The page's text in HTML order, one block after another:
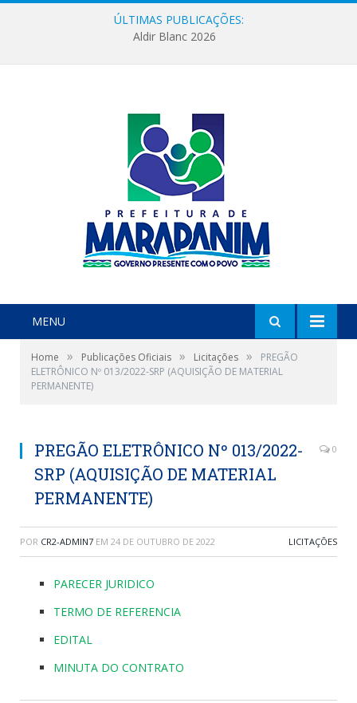
ÚLTIMAS PUBLICAÇÕES:
Aldir Blanc 2026
MENU
Home » Publicações Oficiais » Licitações »
PREGÃO
ELETRÔNICO Nº 013/2022-SRP (AQUISIÇÃO DE MATERIAL
PERMANENTE)
PREGÃO ELETRÔNICO Nº 013/2022-
SRP (AQUISIÇÃO DE MATERIAL
PERMANENTE)
0
POR CR2-ADMIN7 EM 24 DE OUTUBRO DE 2022 LICITAÇÕES
PARECER JURIDICO
TERMO DE REFERENCIA
EDITAL
MINUTA DO CONTRATO